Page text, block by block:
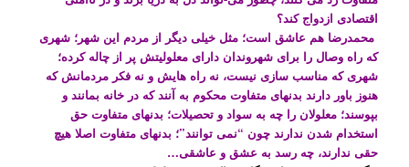
اقتصادی ازدواج کند؟
محمدرضا هم عاشق است؛ مثل خیلی دیگر از مردم این شهر؛ شهری
که راه وصال را برای شهروندان دارای معلولیتش پر از چاله کرده؛
شهری که مناسب سازی نیست، نه راه هایش و نه فکر مردمانش که
هنوز باور دارند بدنهای متفاوت محکوم به آنند که در خانه بمانند و
بپوسند؛ معلولان را چه به سواد و تحصیلات؛ بدنهای متفاوت حق
استخدام شدن ندارند چون “نمی توانند”؛ بدنهای متفاوت اصلا هیچ
حقی ندارند، چه رسد به عشق و عاشقی…